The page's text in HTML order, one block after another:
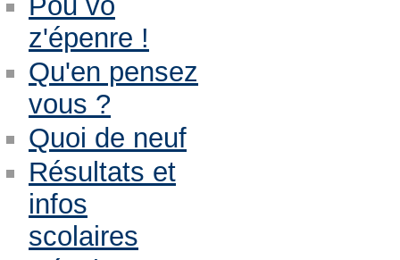
z'épenre !
Qu'en pensez
vous ?
Quoi de neuf
Résultats et
infos
scolaires